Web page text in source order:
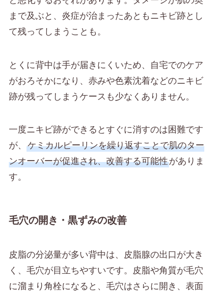
まで及ぶと、炎症が治まったあともニキビ跡とし
て残ってしまうことも。
とくに背中は手が届きにくいため、自宅でのケア
がおろそかになり、赤みや色素沈着などのニキビ
跡が残ってしまうケースも少なくありません。
一度ニキビ跡ができるとすぐに消すのは困難です
が、 ケミカルピーリンを繰り返すことで肌のター
ンオーバーが促進され、改善する可能性がありま
す。
毛穴の開き・黒ずみの改善
皮脂の分泌量が多い背中は、皮脂腺の出口が大き
く、毛穴が目立ちやすいです。皮脂や角質が毛穴
に溜まり角栓になると、毛穴はさらに開き、表面